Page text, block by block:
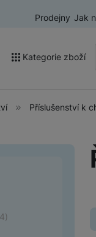
Prodejny Jak
Kategorie zboží
Příslušenství k
4)